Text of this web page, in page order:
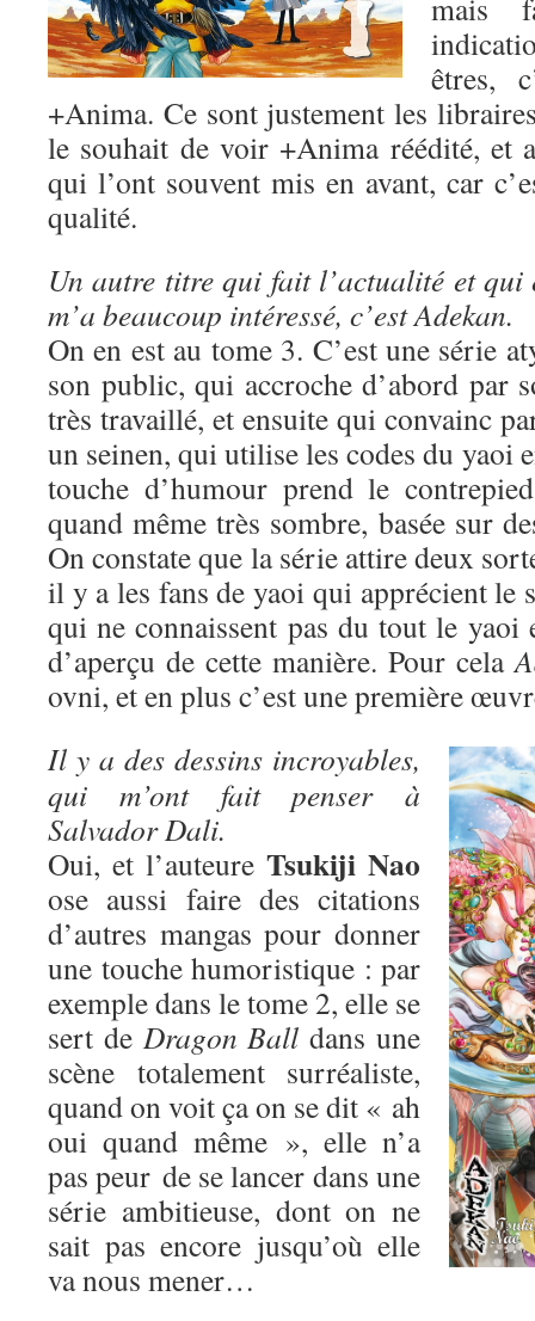
mais
êtres,
+Anima. Ce sont justement les
le souhait de voir +Anima réédité, et
qui l’ont souvent mis en avant, car
qualité.
Un autre titre qui fait l’actualité et
m’a beaucoup intéressé, c’est Adekan.
On en est au tome 3. C’est une série
son public, qui accroche d’abord par
très travaillé, et ensuite qui convainc
un seinen, qui utilise les codes du yaoi
touche d’humour prend le
quand même très sombre, basée sur
On constate que la série attire deux
il y a les fans de yaoi qui apprécient le
qui ne connaissent pas du tout le
d’aperçu de cette manière. Pour cela
ovni, et en plus c’est une première
Il y a des dessins incroyables,
qui m’ont fait penser à
Salvador Dali.
Oui, et l’auteure Tsukiji Nao
ose aussi faire des citations
d’autres mangas pour donner
une touche humoristique : par
exemple dans le tome 2, elle se
sert de Dragon Ball dans une
scène totalement surréaliste,
quand on voit ça on se dit « ah
oui quand même », elle n’a
pas peur de se lancer dans une
série ambitieuse, dont on ne
sait pas encore jusqu’où elle
va nous mener…